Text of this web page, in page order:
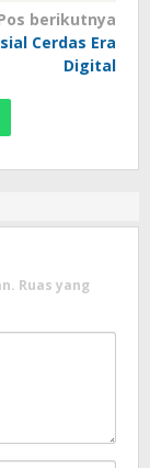
berikutnya
Cerdas Era
Digital
Ruas yang